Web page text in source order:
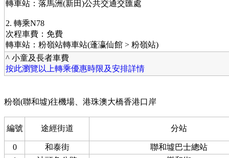
轉車站：落馬洲(新田)公共交通交匯處
2. 轉乘N78
次程車費：免費
轉車站：粉嶺站轉車站(蓬瀛仙館 > 粉嶺站)
^ 小童及長者車費
按此瀏覽以上轉乘優惠時限及安排詳情
粉嶺(聯和墟)往機場、港珠澳大橋香港口岸
編號 途經街道 分站
0 和泰街
聯和墟巴士總站